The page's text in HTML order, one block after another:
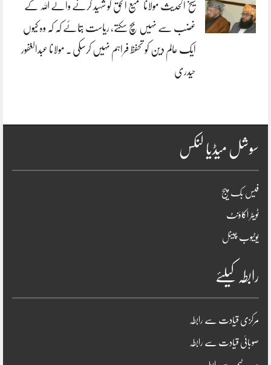
شیخ الحدیث مولانا سمیع الحق کو شہید کرنے والے اللہ کے
غضب سے نہیں بچ سکتے، ریاست بتائے کہ کہ وہ کیوں
ایک عالم دین کو تحفظ فراہم نہیں کرسکی . مولانا عبدالغفور
حیدری
سوشل میڈیا لنکس
فیس بک پیج
ٹویٹر اکاؤنٹ
یوٹیوب چینل
رابطہ کیلئے
مرکزی قیادت سے رابطہ
صوبائی قیادت سے رابطہ